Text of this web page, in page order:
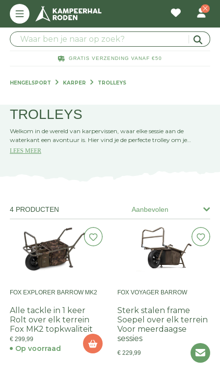
GRATIS VERZENDING VANAF €50
HENGELSPORT KARPER TROLLEYS
TROLLEYS
Welkom in de wereld van karpervissen, waar elke sessie aan de
waterkant een avontuur is. Hier vind je de perfecte trolley om je
uitrusting moeiteloos te vervoeren. Kies uit robuuste en praktische
LEES MEER
Aanbevolen
4 PRODUCTEN
FOX EXPLORER BARROW MK2
Alle tackle in 1 keer
Rolt over elk terrein
Fox MK2 topkwaliteit
€ 299,99
Op voorraad
FOX VOYAGER BARROW
Sterk stalen frame
Soepel over elk terrein
Voor meerdaagse
sessies
€ 229,99